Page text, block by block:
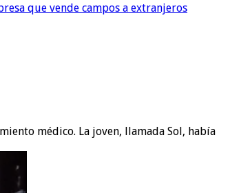
que vende campos a extranjeros
médico. La joven, llamada Sol, había